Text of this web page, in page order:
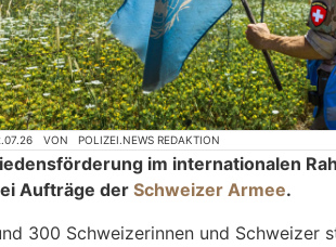
VON POLIZEI.NEWS REDAKTION
im internationalen
Aufträge der Schweizer Armee.
300 Schweizerinnen und Schweizer